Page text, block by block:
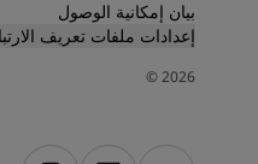
بيان إمكانية الوصول
إعدادات ملفات تعريف
2026
©